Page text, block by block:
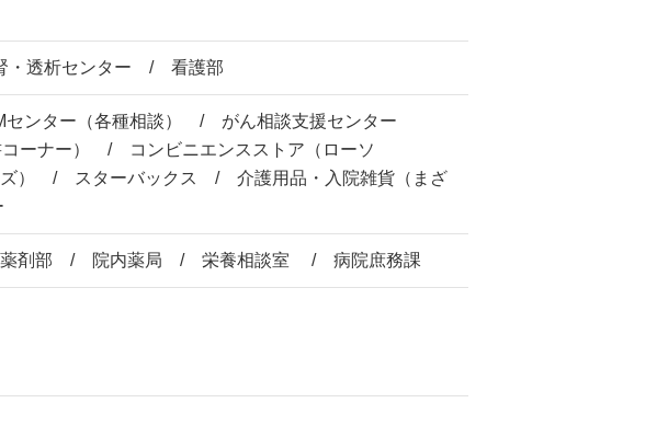
・透析センター / 看護部
ンター（各種相談） / がん相談支援センター
ーナー） / コンビニエンスストア（ローソ
） / スターバックス / 介護用品・入院雑貨（まざ
/ 薬剤部 / 院内薬局 / 栄養相談室 / 病院庶務課